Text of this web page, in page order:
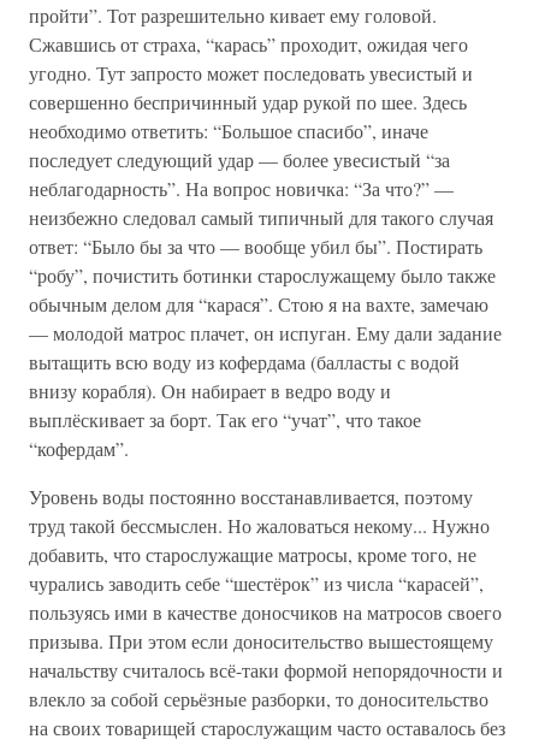
пройти”. Тот разрешительно кивает ему головой.
Сжавшись от страха, “карась” проходит, ожидая чего
угодно. Тут запросто может последовать увесистый и
совершенно беспричинный удар рукой по шее. Здесь
необходимо ответить: “Большое спасибо”, иначе
последует следующий удар — более увесистый “за
неблагодарность”. На вопрос новичка: “За что?” —
неизбежно следовал самый типичный для такого случая
ответ: “Было бы за что — вообще убил бы”. Постирать
“робу”, почистить ботинки старослужащему было также
обычным делом для “карася”. Стою я на вахте, замечаю
— молодой матрос плачет, он испуган. Ему дали задание
вытащить всю воду из кофердама (балласты с водой
внизу корабля). Он набирает в ведро воду и
выплёскивает за борт. Так его “учат”, что такое
“кофердам”.
Уровень воды постоянно восстанавливается, поэтому
труд такой бессмыслен. Но жаловаться некому... Нужно
добавить, что старослужащие матросы, кроме того, не
чурались заводить себе “шестёрок” из числа “карасей”,
пользуясь ими в качестве доносчиков на матросов своего
призыва. При этом если доносительство вышестоящему
начальству считалось всё-таки формой непорядочности и
влекло за собой серьёзные разборки, то доносительство
на своих товарищей старослужащим часто оставалось без